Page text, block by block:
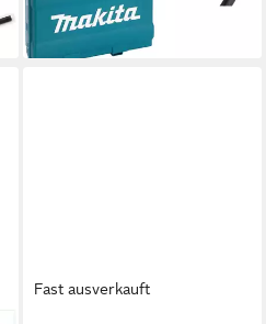
Fast ausverkauft